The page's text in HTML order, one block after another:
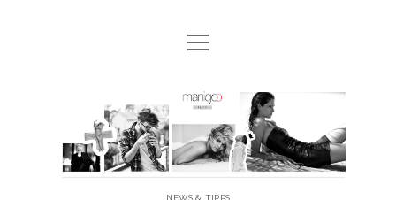
MANIGOO BLOG
MANIGOO MODELS
IMPRESSUM & DATENSCHUTZ
Menü
öffnen
Manigoo
NEWS & TIPPS